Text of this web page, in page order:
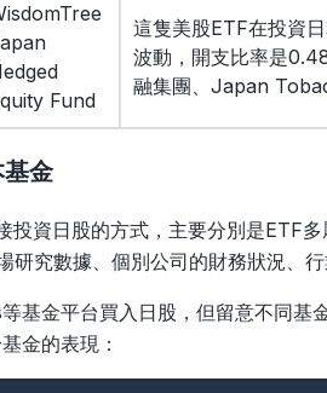
Fund
這隻美股ETF在投資
波動，開支比率是
融集團、Japan
金
投資日股的方式，主要分別是ETF
研究數據、個別公司的財務狀況、
基金平台買入日股，但留意不同基
金的表現：